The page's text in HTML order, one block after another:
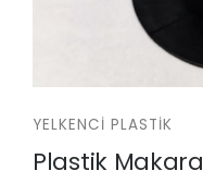
YELKENCI PLASTIK
Plastik Makara